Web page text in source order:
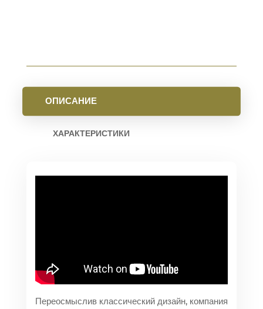
ОПИСАНИЕ
ХАРАКТЕРИСТИКИ
Переосмыслив классический дизайн, компания